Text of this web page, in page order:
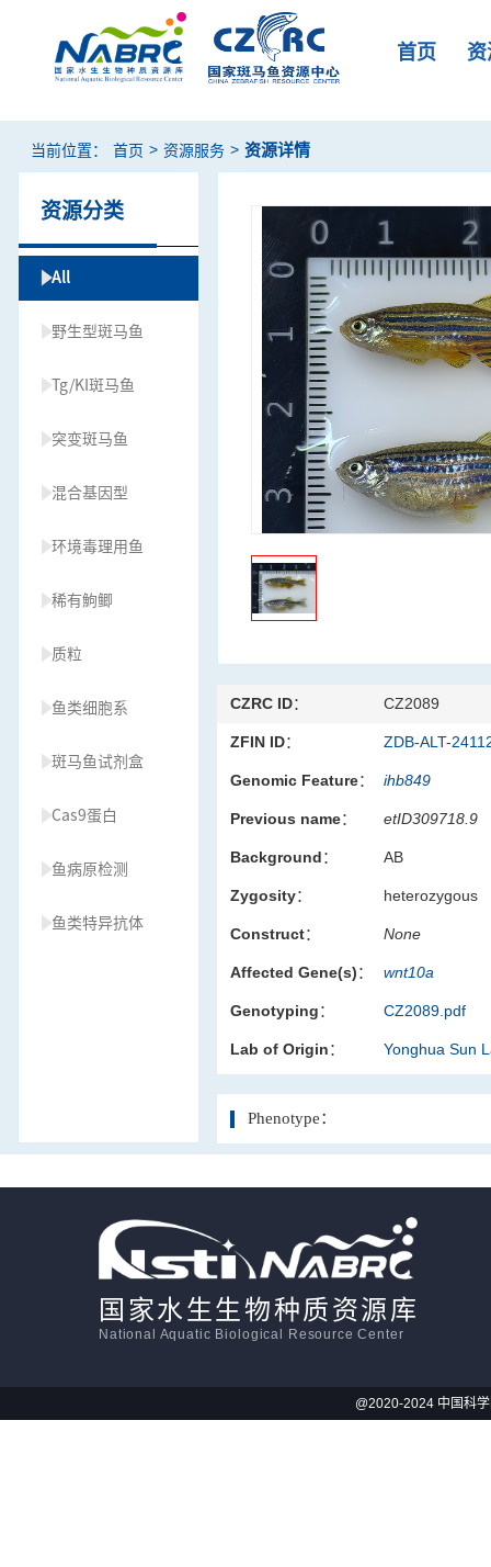
首页
当前位置： 首页 > 资源服务 > 资源详情
资源分类
All
野生型斑马鱼
Tg/KI斑马鱼
突变斑马鱼
混合基因型
环境毒理用鱼
稀有鮈鲫
质粒
鱼类细胞系
斑马鱼试剂盒
Cas9蛋白
鱼病原检测
鱼类特异抗体
CZRC ID： CZ2089
ZFIN ID： ZDB-ALT-
Genomic Feature： ihb849
Previous name： etID309718.9
Background： AB
Zygosity： heterozygous
Construct： None
Affected Gene(s)： wnt10a
Genotyping： CZ2089.pdf
Lab of Origin： Yonghua Sun
Phenotype：
国家水生生物种质资源库
National Aquatic Biological Resource Center
@2020-2024 中国科